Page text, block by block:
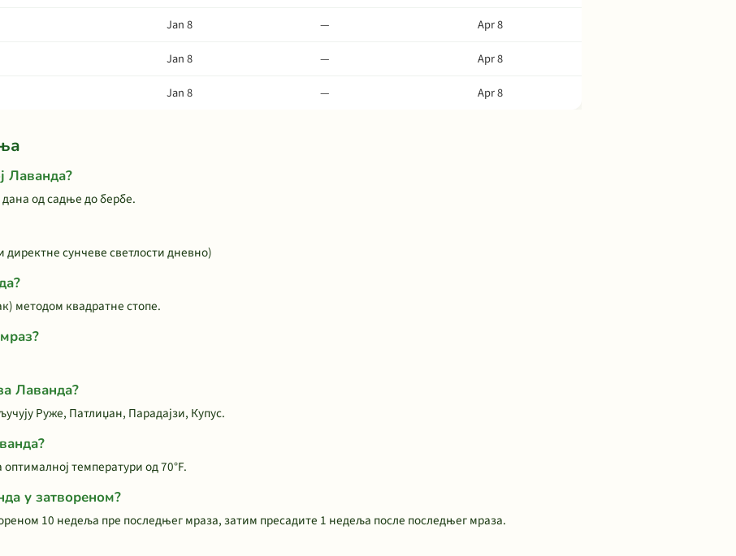
Jan 8 —
Apr 8
Jan 8 —
Apr 8
Jan 8 — Apr 8
Лаванда?
од садње до бербе.
директне сунчеве светлости дневно)
методом квадратне стопе.
Лаванда?
Руже, Патлиџан, Парадајзи, Купус.
температури од 70°F.
у затвореном?
10 недеља пре последњег мраза, затим пресадите 1 недеља после последњег мраза.